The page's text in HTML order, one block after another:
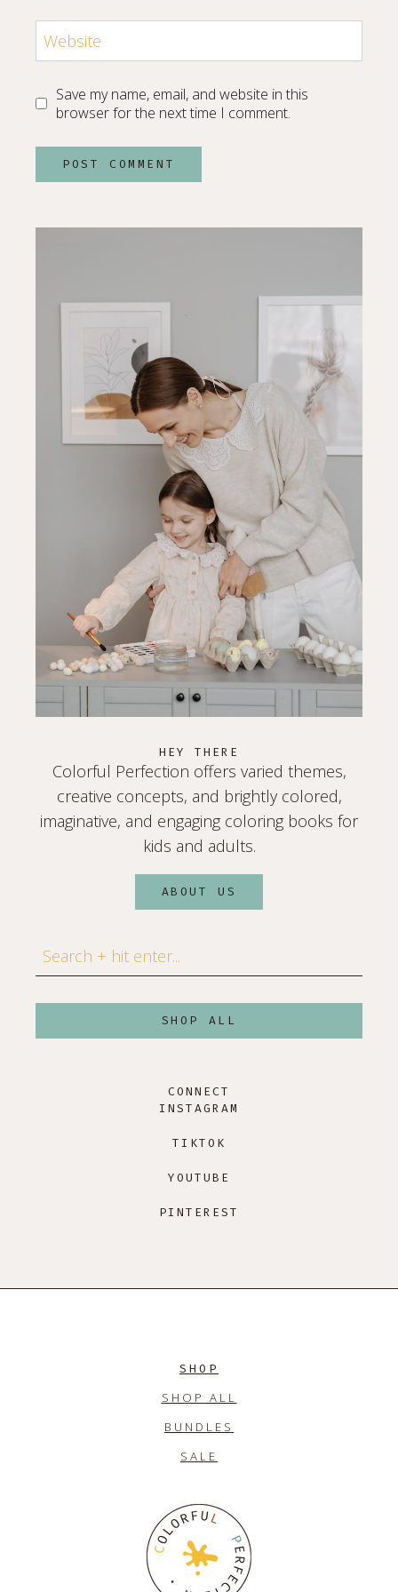
Website
Save my name, email, and website in this
browser for the next time I comment.
HEY THERE
Colorful Perfection offers varied themes,
creative concepts, and brightly colored,
imaginative, and engaging coloring books for
kids and adults.
ABOUT US
Search
SHOP ALL
CONNECT
INSTAGRAM
TIKTOK
YOUTUBE
PINTEREST
SHOP
SHOP ALL
BUNDLES
SALE